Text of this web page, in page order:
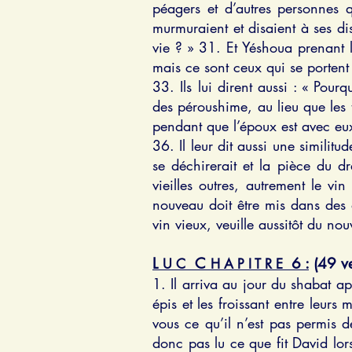
péagers et d’autres
murmuraient et disaient à ses
vie ? » 31. Et Yéshoua
mais ce sont ceux qui se
33. Ils lui dirent aussi : «
des péroushime, au lieu que
pendant que l’époux est avec
36. Il leur dit aussi une
se déchirerait et la pièce du
vieilles outres, autrement le
nouveau doit être mis dans
vin vieux, veuille aussitôt du
L U C C H A P I T R E 6 : (49
1. Il arriva au jour du shabat
épis et les froissant entre leurs
vous ce qu’il n’est pas
donc pas lu ce que fit David